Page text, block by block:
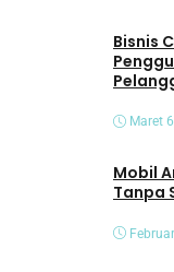
Bisnis
Maret
Mobil
Tanpa